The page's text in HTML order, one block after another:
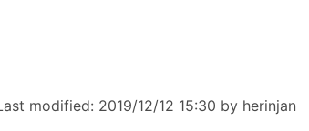
modified: 2019/12/12 15:30 by herinjan